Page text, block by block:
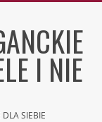
I NIE
SIEBIE